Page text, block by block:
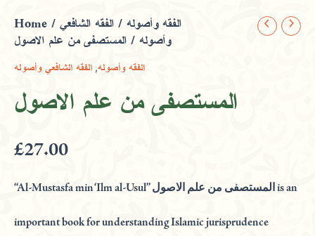
Home / الفقه وأصوله / الفقه الشافعي
وأصوله / المستصفى من علم الاصول
الفقه وأصوله, الفقه الشافعي وأصوله
المستصفى من علم الاصول
£27.00
“Al-Mustasfa min ‘Ilm al-Usul” المستصفى من علم الاصول is an
important book for understanding Islamic jurisprudence
المستصفى
من
الاصول
quantity